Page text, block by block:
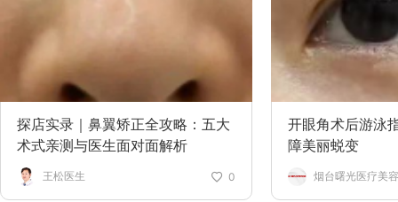
探店实录｜鼻翼矫正全攻略：五大
术式亲测与医生面对面解析
王松医生 0
开眼角术后游泳
障美丽蜕变
烟台曙光医疗美